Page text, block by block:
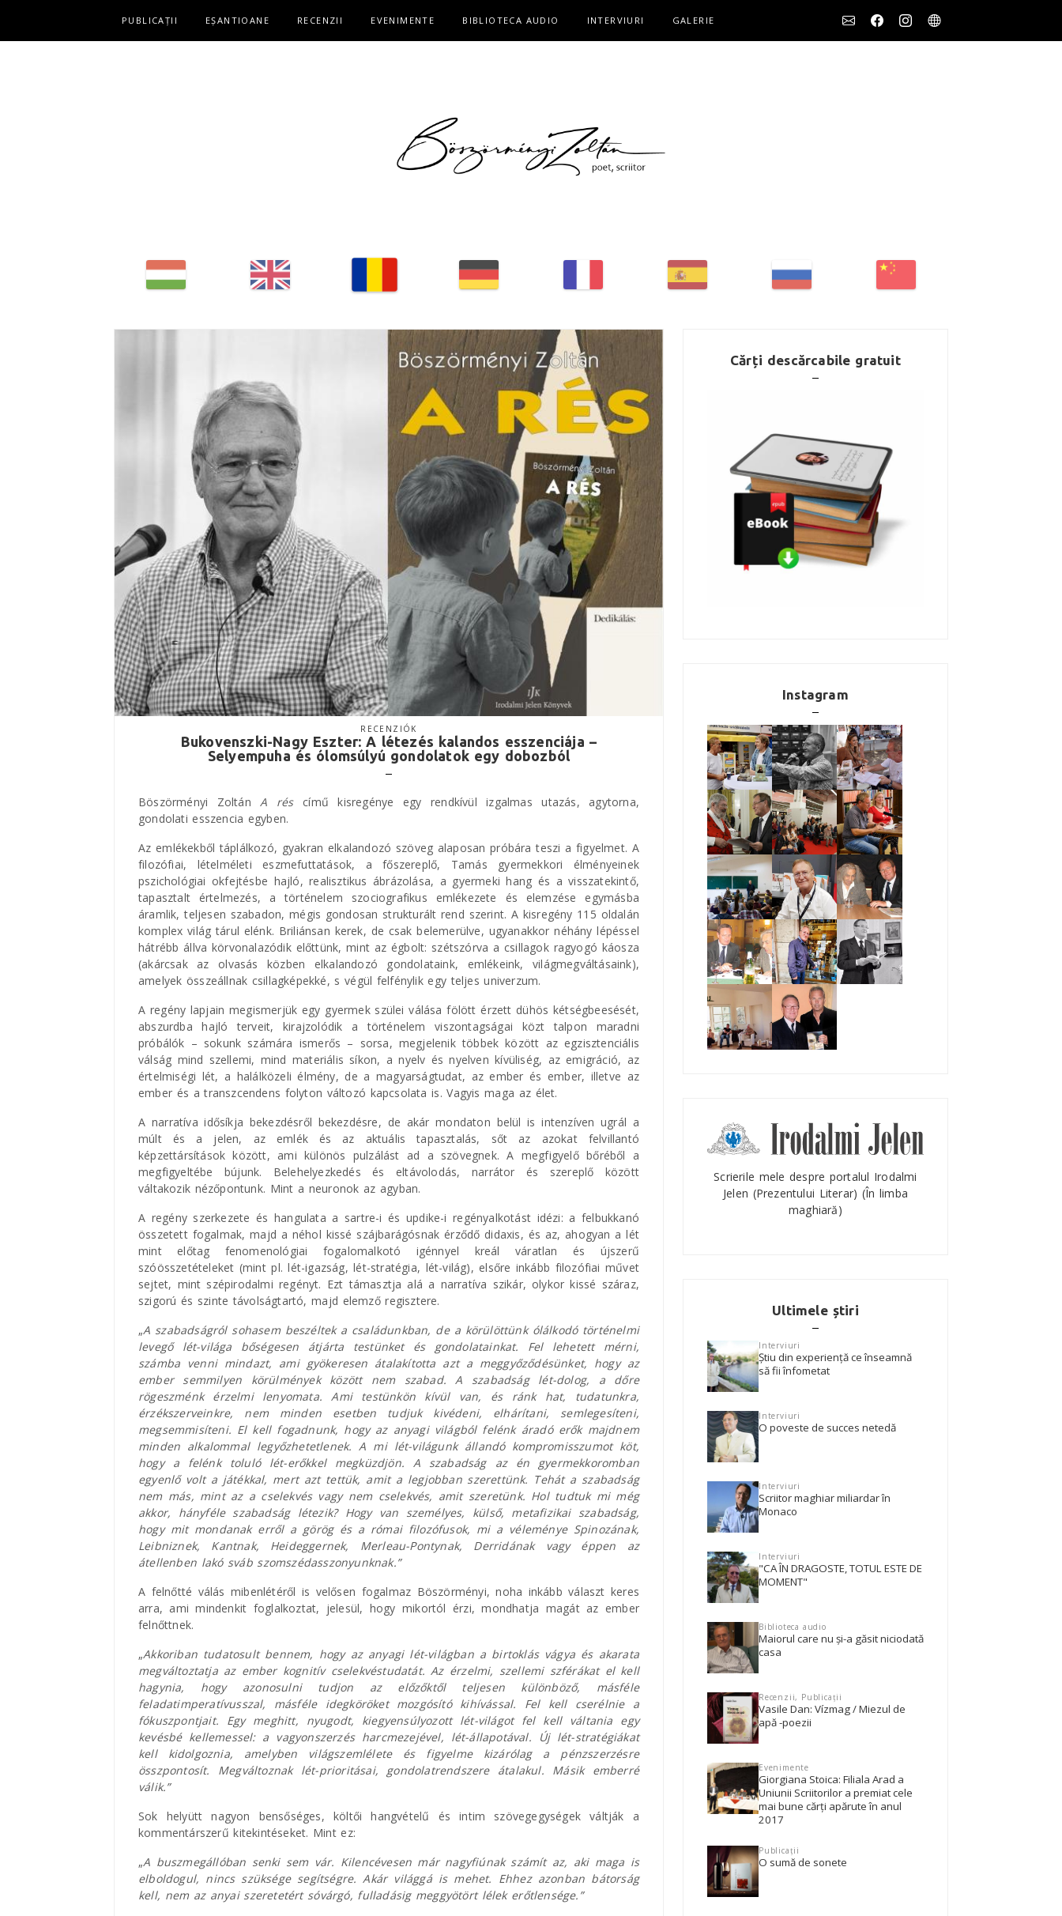
PUBLICAȚII EȘANTIOANE RECENZII EVENIMENTE BIBLIOTECA AUDIO INTERVIURI GALERIE
RECENZIÓK
Bukovenszki-Nagy Eszter: A létezés kalandos esszenciája –
Selyempuha és ólomsúlyú gondolatok egy dobozból
Böszörményi ZoltánA réscímű kisregénye egy rendkívül izgalmas utazás, agytorna,
gondolati esszencia egyben.
Az emlékekből táplálkozó, gyakran elkalandozó szöveg alaposan próbára teszi a figyelmet. A
filozófiai, lételméleti eszmefuttatások, a főszereplő, Tamás gyermekkori élményeinek
pszichológiai okfejtésbe hajló, realisztikus ábrázolása, a gyermeki hang és a visszatekintő,
tapasztalt értelmezés, a történelem szociografikus emlékezete és elemzése egymásba
áramlik, teljesen szabadon, mégis gondosan strukturált rend szerint. A kisregény 115 oldalán
komplex világ tárul elénk. Briliánsan kerek, de csak belemerülve, ugyanakkor néhány lépéssel
hátrébb állva körvonalazódik előttünk, mint az égbolt: szétszórva a csillagok ragyogó káosza
(akárcsak az olvasás közben elkalandozó gondolataink, emlékeink, világmegváltásaink),
amelyek összeállnak csillagképekké, s végül felfénylik egy teljes univerzum.
A regény lapjain megismerjük egy gyermek szülei válása fölött érzett dühös kétségbeesését,
abszurdba hajló terveit, kirajzolódik a történelem viszontagságai közt talpon maradni
próbálók – sokunk számára ismerős – sorsa, megjelenik többek között az egzisztenciális
válság mind szellemi, mind materiális síkon, a nyelv és nyelven kívüliség, az emigráció, az
értelmiségi lét, a halálközeli élmény, de a magyarságtudat, az ember és ember, illetve az
ember és a transzcendens folyton változó kapcsolata is. Vagyis maga az élet.
A narratíva idősíkja bekezdésről bekezdésre, de akár mondaton belül is intenzíven ugrál a
múlt és a jelen, az emlék és az aktuális tapasztalás, sőt az azokat felvillantó
képzettársítások között, ami különös pulzálást ad a szövegnek. A megfigyelő bőréből a
megfigyeltébe bújunk. Belehelyezkedés és eltávolodás, narrátor és szereplő között
váltakozik nézőpontunk. Mint a neuronok az agyban.
A regény szerkezete és hangulata a sartre-i és updike-i regényalkotást idézi: a felbukkanó
összetett fogalmak, majd a néhol kissé szájbarágósnak érződő didaxis, és az, ahogyan a lét
mint előtag fenomenológiai fogalomalkotó igénnyel kreál váratlan és újszerű
szóösszetételeket (mint pl. lét-igazság, lét-stratégia, lét-világ), elsőre inkább filozófiai művet
sejtet, mint szépirodalmi regényt. Ezt támasztja alá a narratíva szikár, olykor kissé száraz,
szigorú és szinte távolságtartó, majd elemző regisztere.
„A szabadságról sohasem beszéltek a családunkban, de a körülöttünk ólálkodó történelmi
levegő lét-világa bőségesen átjárta testünket és gondolatainkat. Fel lehetett mérni,
számba venni mindazt, ami gyökeresen átalakította azt a meggyőződésünket, hogy az
ember semmilyen körülmények között nem szabad. A szabadság lét-dolog, a dőre
rögeszménk érzelmi lenyomata. Ami testünkön kívül van, és ránk hat, tudatunkra,
érzékszerveinkre, nem minden esetben tudjuk kivédeni, elhárítani, semlegesíteni,
megsemmisíteni. El kell fogadnunk, hogy az anyagi világból felénk áradó erők majdnem
minden alkalommal legyőzhetetlenek. A mi lét-világunk állandó kompromisszumot köt,
hogy a felénk toluló lét-erőkkel megküzdjön. A szabadság az én gyermekkoromban
egyenlő volt a játékkal, mert azt tettük, amit a legjobban szerettünk. Tehát a szabadság
nem más, mint az a cselekvés vagy nem cselekvés, amit szeretünk. Hol tudtuk mi még
akkor, hányféle szabadság létezik? Hogy van személyes, külső, metafizikai szabadság,
hogy mit mondanak erről a görög és a római filozófusok, mi a véleménye Spinozának,
Leibniznek, Kantnak, Heideggernek, Merleau-Pontynak, Derridának vagy éppen az
átellenben lakó sváb szomszédasszonyunknak.”
A felnőtté válás mibenlétéről is velősen fogalmaz Böszörményi, noha inkább választ keres
arra, ami mindenkit foglalkoztat, jelesül, hogy mikortól érzi, mondhatja magát az ember
felnőttnek.
„Akkoriban tudatosult bennem, hogy az anyagi lét-világban a birtoklás vágya és akarata
megváltoztatja az ember kognitív cselekvéstudatát. Az érzelmi, szellemi szférákat el kell
hagynia, hogy azonosulni tudjon az előzőktől teljesen különböző, másféle
feladatimperatívusszal, másféle idegköröket mozgósító kihívással. Fel kell cserélnie a
fókuszpontjait. Egy meghitt, nyugodt, kiegyensúlyozott lét-világot fel kell váltania egy
kevésbé kellemessel: a vagyonszerzés harcmezejével, lét-állapotával. Új lét-stratégiákat
kell kidolgoznia, amelyben világszemlélete és figyelme kizárólag a pénzszerzésre
összpontosít. Megváltoznak lét-prioritásai, gondolatrendszere átalakul. Másik emberré
válik.”
Sok helyütt nagyon bensőséges, költői hangvételű és intim szövegegységek váltják a
kommentárszerű kitekintéseket. Mint ez:
„A buszmegállóban senki sem vár. Kilencévesen már nagyfiúnak számít az, aki maga is
elboldogul, nincs szüksége segítségre. Akár világgá is mehet. Ehhez azonban bátorság
kell, nem az anyai szeretetért sóvárgó, fulladásig meggyötört lélek erőtlensége.”
Cărți descărcabile gratuit
Instagram
Scrierile mele despre portalul Irodalmi
Jelen (Prezentului Literar) (În limba
maghiară)
Ultimele știri
Interviuri
Știu din experiență ce înseamnă
să fii înfometat
Interviuri
O poveste de succes netedă
Interviuri
Scriitor maghiar miliardar în
Monaco
Interviuri
"CA ÎN DRAGOSTE, TOTUL ESTE DE
MOMENT"
Biblioteca audio
Maiorul care nu și-a găsit niciodată
casa
Recenzii, Publicații
Vasile Dan: Vízmag / Miezul de
apă -poezii
Evenimente
Giorgiana Stoica: Filiala Arad a
Uniunii Scriitorilor a premiat cele
mai bune cărţi apărute în anul
2017
Publicații
O sumă de sonete